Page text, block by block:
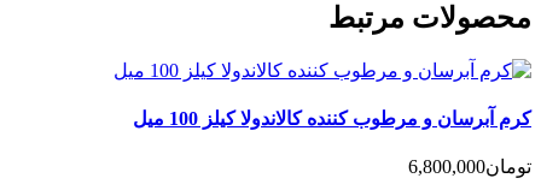
محصولات مرتبط
کرم آبرسان و مرطوب کننده کالاندولا کیلز 100 میل
تومان6,800,000